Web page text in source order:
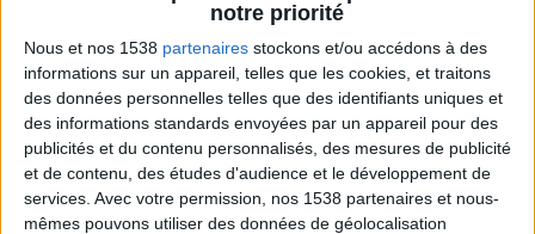
notre priorité
Nous et nos 1538 partenaires stockons et/ou accédons à des
informations sur un appareil, telles que les cookies, et traitons
des données personnelles telles que des identifiants uniques et
des informations standards envoyées par un appareil pour des
publicités et du contenu personnalisés, des mesures de publicité
et de contenu, des études d'audience et le développement de
services. Avec votre permission, nos 1538 partenaires et nous-
mêmes pouvons utiliser des données de géolocalisation
11:49 Cela fait 2 semaines que j'ai commencé
Savoir Maigrir, cette semaine je n'ai rien perdu…
mais je sors d'un régime WW peut-être est-ce
pour ça ?
13:22 J'ai eu une perf de cortisone dois-je boire 1
litre ? Je peux faire quand même du sport ?
14:23 Un steak végétal et viande blanche mais je
n'ai pas déjeuné ce matin et j'avais faim aussi
salade de tomates sans matière grasse.